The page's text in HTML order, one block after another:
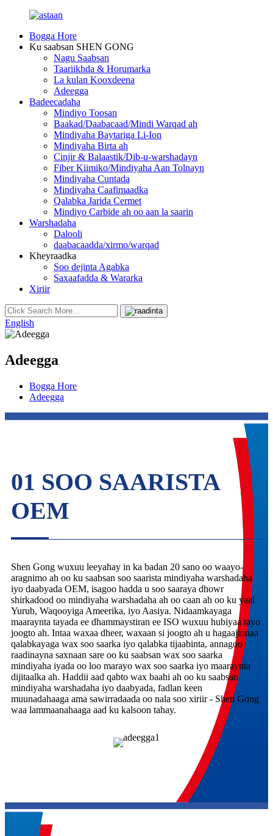
Bogga Hore
Ku saabsan SHEN GONG
Nagu Saabsan
Taariikhda & Horumarka
La kulan Kooxdeena
Adeegga
Badeecadaha
Mindiyo Toosan
Baakad/Daabacaad/Mindi Warqad ah
Mindiyaha Baytariga Li-Ion
Mindiyaha Birta ah
Cinjir & Balaastik/Dib-u-warshadayn
Fiber Kiimiko/Mindiyaha Aan Tolnayn
Mindiyaha Cuntada
Mindiyaha Caafimaadka
Qalabka Jarida Cermet
Mindiyo Carbide ah oo aan la saarin
Warshadaha
Dalooli
daabacaadda/xirmo/warqad
Kheyraadka
Soo dejinta Agabka
Saxaafadda & Wararka
Xiriir
English
Adeegga
Bogga Hore
Adeegga
01 SOO SAARISTA
OEM
Shen Gong wuxuu leeyahay in ka badan 20 sano oo waayo-
aragnimo ah oo ku saabsan soo saarista mindiyaha warshadaha
iyo daabyada OEM, isagoo hadda u soo saaraya dhowr
shirkadood oo mindiyaha warshadaha ah oo caan ah oo ku yaal
Yurub, Waqooyiga Ameerika, iyo Aasiya. Nidaamkayaga
maaraynta tayada ee dhammaystiran ee ISO wuxuu hubiyaa tayo
joogto ah. Intaa waxaa dheer, waxaan si joogto ah u hagaajinnaa
qalabkayaga wax soo saarka iyo qalabka tijaabinta, annagoo
raadinayna saxnaan sare oo ku saabsan wax soo saarka
mindiyaha iyada oo loo marayo wax soo saarka iyo maaraynta
dijitaalka ah. Haddii aad qabto wax baahi ah oo ku saabsan
mindiyaha warshadaha iyo daabyada, fadlan keen
muunadahaaga ama sawirradaada oo nala soo xiriir - Shen Gong
waa lammaanahaaga aad ku kalsoon tahay.